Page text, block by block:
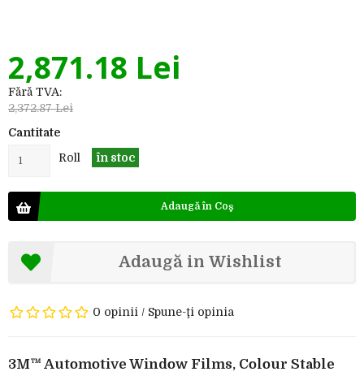
2,871.18 Lei
Fără TVA:
2,372.87 Lei
Cantitate
Roll
în stoc
Adaugă în Coş
Adaugă in Wishlist
0 opinii / Spune-ţi opinia
3M™ Automotive Window Films, Colour Stable